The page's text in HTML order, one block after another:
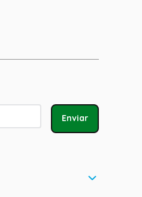
Enviar